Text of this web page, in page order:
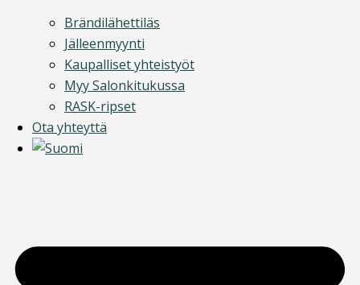
Brändilähettiläs
Jälleenmyynti
Kaupalliset yhteistyöt
Myy Salonkitukussa
RASK-ripset
Ota yhteyttä